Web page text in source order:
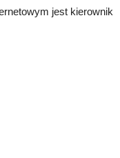
jest kierownik